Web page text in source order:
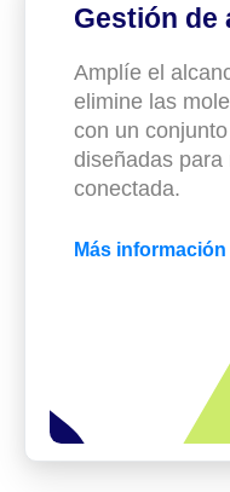
Gestión de
Amplíe el
elimine las
con un
diseñadas para
conectada.
Más información